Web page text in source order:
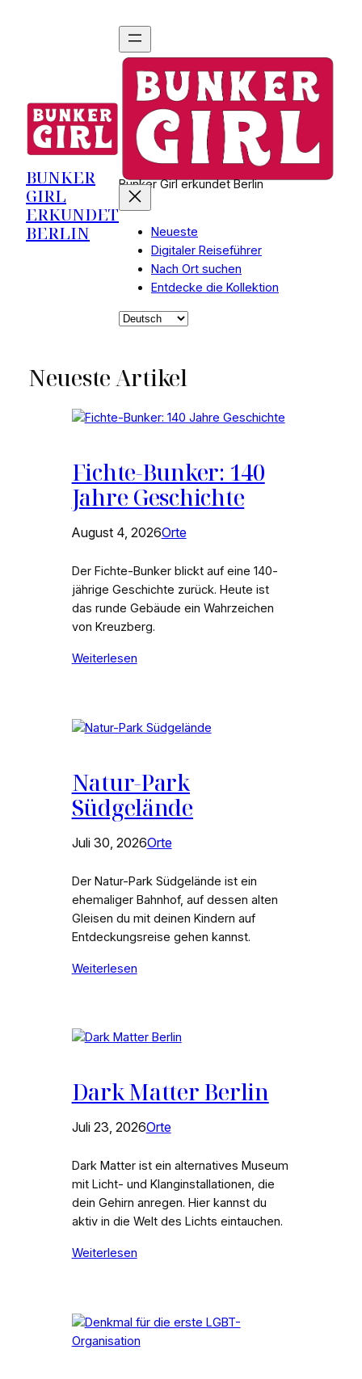
BUNKER
GIRL
ERKUNDET
BERLIN
Bunker Girl erkundet Berlin
Neueste
Digitaler Reiseführer
Nach Ort suchen
Entdecke die Kollektion
Sprache
Neueste Artikel
Fichte-Bunker: 140
Jahre Geschichte
August 4, 2026Orte
Der Fichte-Bunker blickt auf eine 140-
jährige Geschichte zurück. Heute ist
das runde Gebäude ein Wahrzeichen
von Kreuzberg.
Weiterlesen
Natur-Park
Südgelände
Juli 30, 2026Orte
Der Natur-Park Südgelände ist ein
ehemaliger Bahnhof, auf dessen alten
Gleisen du mit deinen Kindern auf
Entdeckungsreise gehen kannst.
Weiterlesen
Dark Matter Berlin
Juli 23, 2026Orte
Dark Matter ist ein alternatives Museum
mit Licht- und Klanginstallationen, die
dein Gehirn anregen. Hier kannst du
aktiv in die Welt des Lichts eintauchen.
Weiterlesen